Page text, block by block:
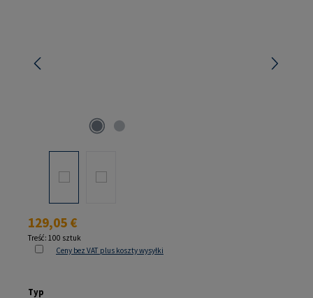
Cena regularna:
129,05 €
Treść: 100 sztuk
Ceny bez VAT plus koszty wysyłki
Wybierz
Typ